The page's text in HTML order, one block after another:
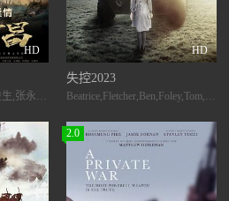
HD
卢秋宏,何达,郑昊,杨俊生,张永达,冯恩鹤,祝希娟,马晓伟
HD
失控2023
Beatrice,Fletcher,Ben,Foley,Tom,Snape
2.0